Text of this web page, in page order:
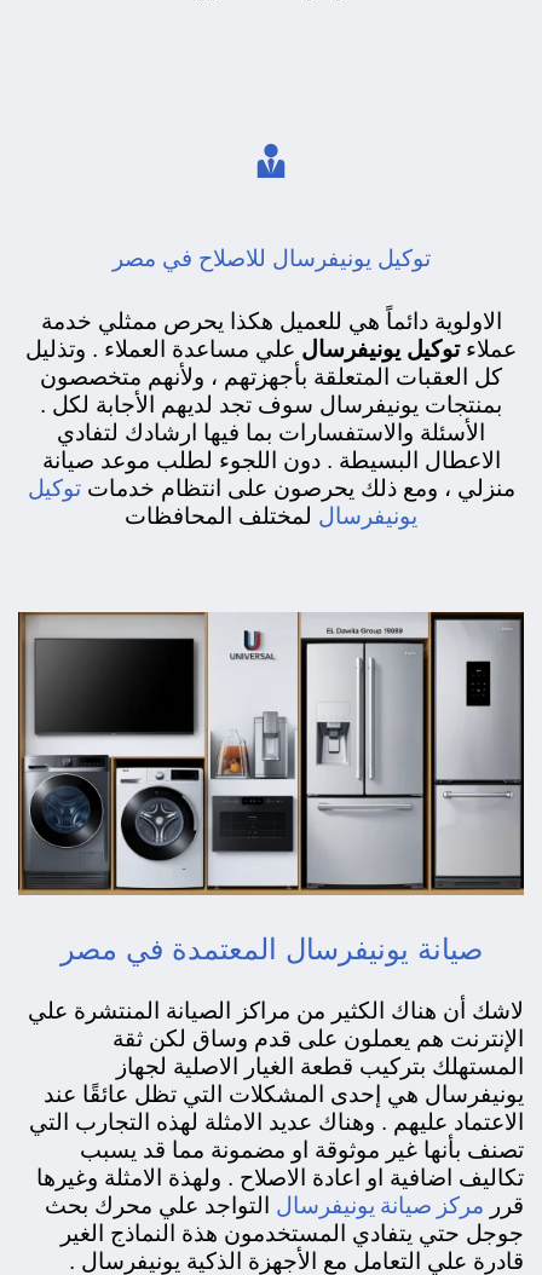

توكيل يونيفرسال للاصلاح في مصر
الاولوية دائماً هي للعميل هكذا يحرص ممثلي خدمة
عملاء توكيل يونيفرسال علي مساعدة العملاء . وتذليل
كل العقبات المتعلقة بأجهزتهم ، ولأنهم متخصصون
بمنتجات يونيفرسال سوف تجد لديهم الأجابة لكل .
الأسئلة والاستفسارات بما فيها ارشادك لتفادي
الاعطال البسيطة . دون اللجوء لطلب موعد صيانة
منزلي ، ومع ذلك يحرصون على انتظام خدماتتوكيل
يونيفرسال لمختلف المحافظات
صيانة يونيفرسال المعتمدة في مصر
لاشك أن هناك الكثير من مراكز الصيانة المنتشرة علي
الإنترنت هم يعملون على قدم وساق لكن ثقة
المستهلك بتركيب قطعة الغيار الاصلية لجهاز
يونيفرسال هي إحدى المشكلات التي تظل عائقًا عند
الاعتماد عليهم . وهناك عديد الامثلة لهذه التجارب التي
تصنف بأنها غير موثوقة او مضمونة مما قد يسبب
تكاليف اضافية او اعادة الاصلاح . ولهذة الامثلة وغيرها
قرر مركز صيانة يونيفرسال التواجد علي محرك بحث
جوجل حتي يتفادي المستخدمون هذة النماذج الغير
قادرة علي التعامل مع الأجهزة الذكية يونيفرسال .